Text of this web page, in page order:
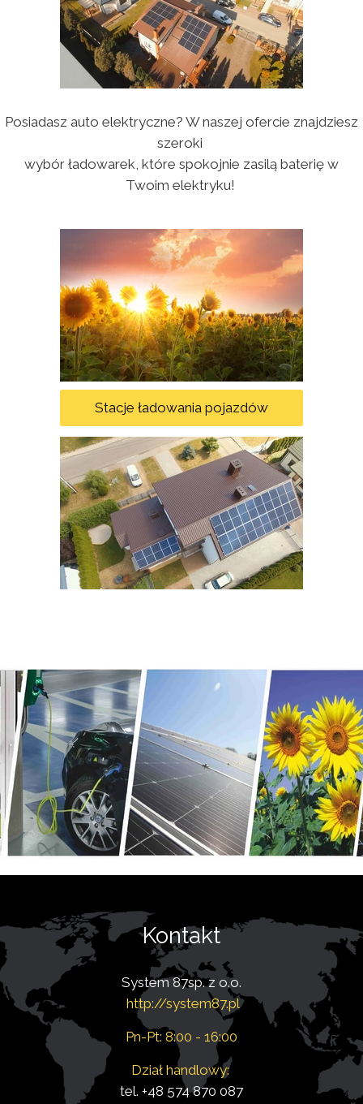
Posiadasz auto elektryczne? W naszej ofercie znajdziesz
szeroki
wybór ładowarek, które spokojnie zasilą baterię w
Twoim elektryku!
Stacje ładowania pojazdów
Kontakt
System 87sp. z o.o.
http://system87.pl
Pn-Pt: 8:00 - 16:00
Dział handlowy:
tel. +48 574 870 087